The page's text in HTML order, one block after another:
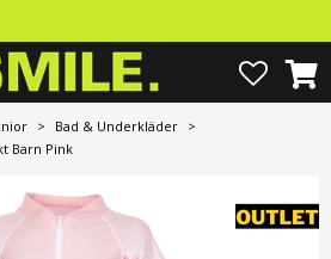
> Bad & Underkläder >
Barn Pink